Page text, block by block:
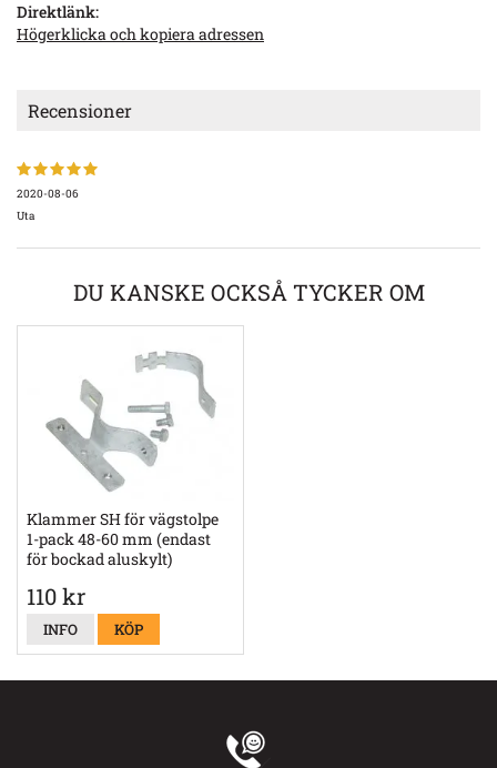
Direktlänk:
Högerklicka och kopiera adressen
Recensioner
2020-08-06
Uta
DU KANSKE OCKSÅ TYCKER OM
Klammer SH för vägstolpe
1-pack 48-60 mm (endast
för bockad aluskylt)
110 kr
INFO KÖP